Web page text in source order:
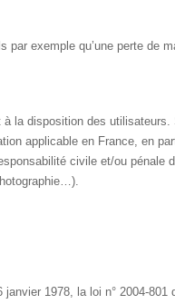
exemple qu’une perte de
la disposition des
applicable en France, en
civile et/ou pénale
1978, la loi n° 2004-